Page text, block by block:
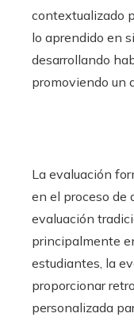
contextualizado
lo aprendido en
desarrollando
promoviendo un
La evaluación
en el proceso de
evaluación
principalmente
estudiantes, la
proporcionar
personalizada